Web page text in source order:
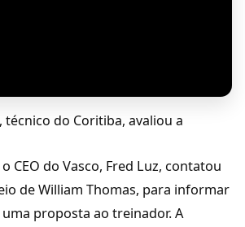
técnico do Coritiba, avaliou a
CEO do Vasco, Fred Luz, contatou
de William Thomas, para informar
proposta ao treinador. A